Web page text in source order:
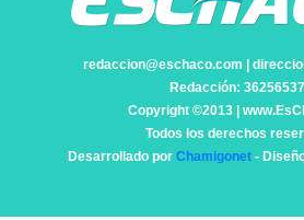
redaccion@eschaco.com |
Redacción:
Copyright ©2013 |
Todos los derechos
Desarrollado por Chamigonet-